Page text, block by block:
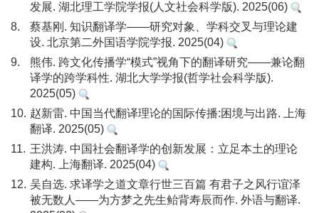
发展. 湖北理工学院学报(人文社会科学版). 2025(06)
8.
蔡基刚. 知识翻译学——研究对象、学科交叉与理论建
设. 北京第二外国语学院学报. 2025(04)
9.
熊伟. 跨文化传播学“模式”视角下的翻译研究——兼论翻
译学的跨学科性. 湖北大学学报(哲学社会科学版).
2025(05)
10. 赵新雷. 中国当代翻译理论的国际传播:困境与出路. 上海
翻译. 2025(05)
11. 王洪涛. 中国社会翻译学的创新发展：立足本土的理论
建构. 上海翻译. 2025(04)
12. 吴自选. 求译学之道文章行世三百篇 有君子之风行谊泽
被无数人——为方梦之先生鲐背寿辰而作. 外语与翻译.